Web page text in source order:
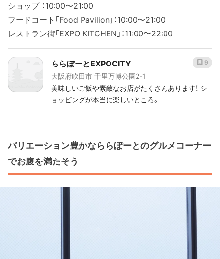
ショップ ：10:00〜21:00
フードコート「Food Pavilion」：10:00〜21:00
レストラン街「EXPO KITCHEN」：11:00〜22:00
ららぽーとEXPOCITY
大阪府吹田市 千里万博公園2-1
美味しいご飯や素敵なお店がたくさんあります！ シ
ョッピングが本当に楽しいところ。
9
バリエーション豊かなららぽーとのグルメコーナー
でお腹を満たそう